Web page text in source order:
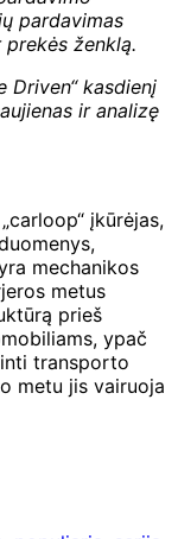
pardavimas
ženklą.
Driven“ kasdienį
ir analizę
įkūrėjas,
mechanikos
metus
prieš
ypač
transporto
metu jis vairuoja